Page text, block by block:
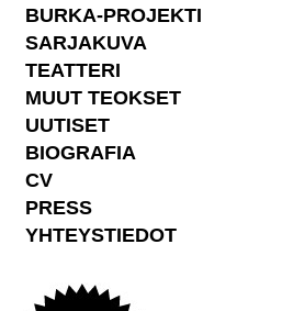
BURKA-PROJEKTI
SARJAKUVA
TEATTERI
MUUT TEOKSET
UUTISET
BIOGRAFIA
CV
PRESS
YHTEYSTIEDOT